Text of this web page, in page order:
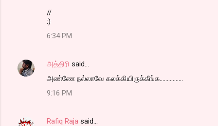
//
:)
6:34 PM
அத்திரி said…
அண்ணே நல்லாவே கலக்கியிருக்கீங்க................
9:16 PM
Rafiq Raja said…